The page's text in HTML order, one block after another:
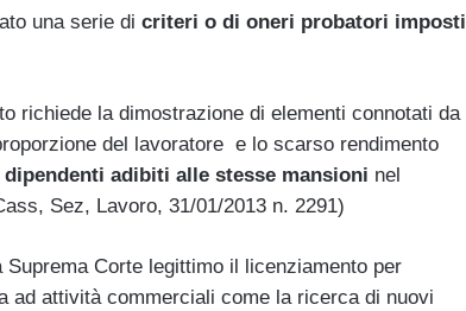
una serie di criteri o di oneri probatori imposti
richiede la dimostrazione di elementi connotati da
del lavoratore e lo scarso rendimento
adibiti alle stesse mansioni nel
Sez, Lavoro, 31/01/2013 n. 2291)
Corte legittimo il licenziamento per
ad attività commerciali come la ricerca di nuovi